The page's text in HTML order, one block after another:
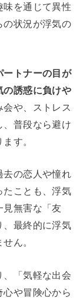
味を通じて異性
の状況が浮気の
ートナーの目が
の誘惑に負けや
や、ストレス
、普段なら避け
す。
去の恋人や憧れ
たことも、浮気
見無害な「友
、最終的に浮気
ん。
、「気軽な出会
や冒険心から